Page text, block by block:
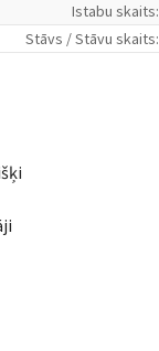
Istabu skaits:
Stāvs / Stāvu skaits: